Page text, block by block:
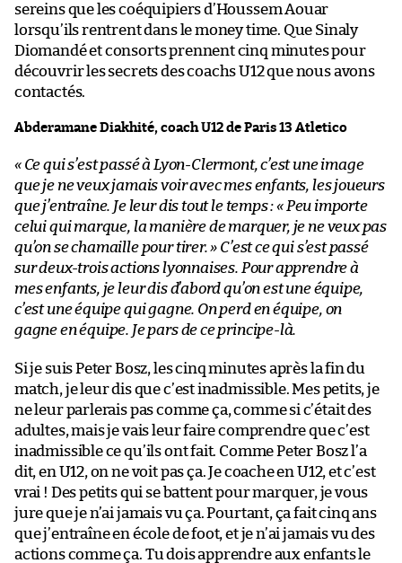
sereins que les coéquipiers d’Houssem Aouar
lorsqu’ils rentrent dans le money time. Que Sinaly
Diomandé et consorts prennent cinq minutes pour
découvrir les secrets des coachs U12 que nous avons
contactés.
Abderamane Diakhité, coach U12 de Paris 13 Atletico
« Ce qui s’est passé à Lyon-Clermont, c’est une image
que je ne veux jamais voir avec mes enfants, les joueurs
que j’entraîne. Je leur dis tout le temps :« Peu importe
celui qui marque, la manière de marquer, je ne veux pas
qu’on se chamaille pour tirer. » C’est ce qui s’est passé
sur deux-trois actions lyonnaises. Pour apprendre à
mes enfants, je leur dis d’abord qu’on est une équipe,
c’est une équipe qui gagne. On perd en équipe, on
gagne en équipe. Je pars de ce principe-là.
Si je suis Peter Bosz, les cinq minutes après la fin du
match, je leur dis que c’est inadmissible. Mes petits, je
ne leur parlerais pas comme ça, comme si c’était des
adultes, mais je vais leur faire comprendre que c’est
inadmissible ce qu’ils ont fait. Comme Peter Bosz l’a
dit, en U12, on ne voit pas ça. Je coache en U12, et c’est
vrai ! Des petits qui se battent pour marquer, je vous
jure que je n’ai jamais vu ça. Pourtant, ça fait cinq ans
que j’entraîne en école de foot, et je n’ai jamais vu des
actions comme ça. Tu dois apprendre aux enfants le